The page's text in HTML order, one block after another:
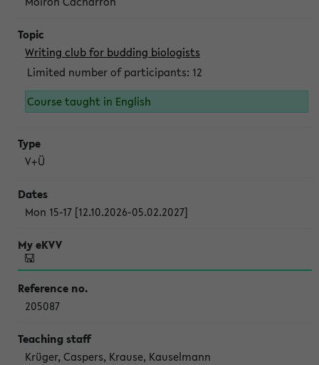
Writing club for budding biologists
Limited number of participants: 12
Course taught in English
V+Ü
Mon 15-17 [12.10.2026-05.02.2027]
205087
Krüger, Caspers, Krause, Kauselmann